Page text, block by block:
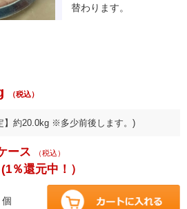
替わります。
（税込）
】約20.0kg ※多少前後します。)
ース （税込）
(1％還元中！）
個